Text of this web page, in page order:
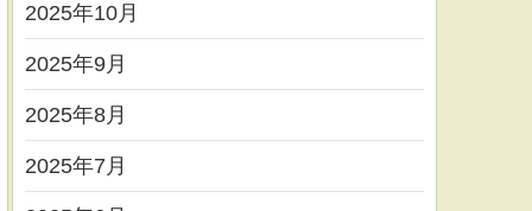
2025年10月
2025年9月
2025年8月
2025年7月